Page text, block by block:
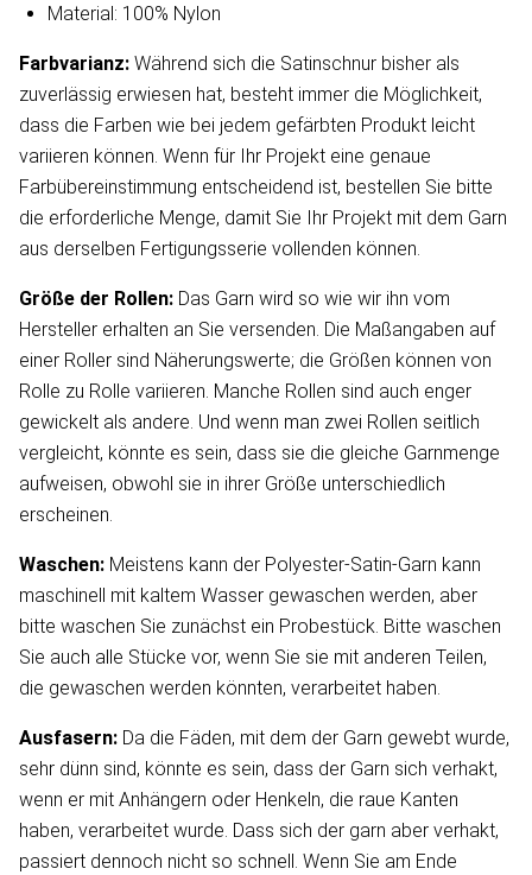
Material: 100% Nylon
Farbvarianz: Während sich die Satinschnur bisher als
zuverlässig erwiesen hat, besteht immer die Möglichkeit,
dass die Farben wie bei jedem gefärbten Produkt leicht
variieren können. Wenn für Ihr Projekt eine genaue
Farbübereinstimmung entscheidend ist, bestellen Sie bitte
die erforderliche Menge, damit Sie Ihr Projekt mit dem Garn
aus derselben Fertigungsserie vollenden können.
Größe der Rollen: Das Garn wird so wie wir ihn vom
Hersteller erhalten an Sie versenden. Die Maßangaben auf
einer Roller sind Näherungswerte; die Größen können von
Rolle zu Rolle variieren. Manche Rollen sind auch enger
gewickelt als andere. Und wenn man zwei Rollen seitlich
vergleicht, könnte es sein, dass sie die gleiche Garnmenge
aufweisen, obwohl sie in ihrer Größe unterschiedlich
erscheinen.
Waschen: Meistens kann der Polyester-Satin-Garn kann
maschinell mit kaltem Wasser gewaschen werden, aber
bitte waschen Sie zunächst ein Probestück. Bitte waschen
Sie auch alle Stücke vor, wenn Sie sie mit anderen Teilen,
die gewaschen werden könnten, verarbeitet haben.
Ausfasern: Da die Fäden, mit dem der Garn gewebt wurde,
sehr dünn sind, könnte es sein, dass der Garn sich verhakt,
wenn er mit Anhängern oder Henkeln, die raue Kanten
haben, verarbeitet wurde. Dass sich der garn aber verhakt,
passiert dennoch nicht so schnell. Wenn Sie am Ende